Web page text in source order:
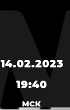
14.02.2023
19:40
МСК